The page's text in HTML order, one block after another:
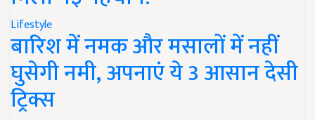
Lifestyle
बारिश में नमक और मसालों में नहीं
घुसेगी नमी, अपनाएं ये 3 आसान देसी
ट्रिक्स